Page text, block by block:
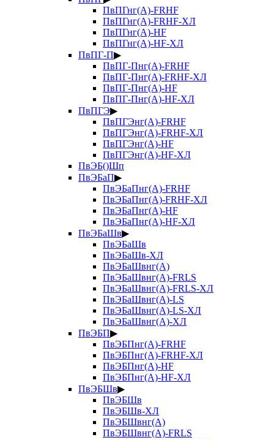
ПвПГнг(А)-FRHF
ПвПГнг(А)-FRHF-ХЛ
ПвПГнг(А)-HF
ПвПГнг(А)-HF-ХЛ
ПвПГ-П▶
ПвПГ-Пнг(А)-FRHF
ПвПГ-Пнг(А)-FRHF-ХЛ
ПвПГ-Пнг(А)-HF
ПвПГ-Пнг(А)-HF-ХЛ
ПвПГЭ▶
ПвПГЭнг(А)-FRHF
ПвПГЭнг(А)-FRHF-ХЛ
ПвПГЭнг(А)-HF
ПвПГЭнг(А)-HF-ХЛ
ПвЭБ()Шп
ПвЭБаП▶
ПвЭБаПнг(А)-FRHF
ПвЭБаПнг(А)-FRHF-ХЛ
ПвЭБаПнг(А)-HF
ПвЭБаПнг(А)-HF-ХЛ
ПвЭБаШв▶
ПвЭБаШв
ПвЭБаШв-ХЛ
ПвЭБаШвнг(А)
ПвЭБаШвнг(А)-FRLS
ПвЭБаШвнг(А)-FRLS-ХЛ
ПвЭБаШвнг(А)-LS
ПвЭБаШвнг(А)-LS-ХЛ
ПвЭБаШвнг(А)-ХЛ
ПвЭБП▶
ПвЭБПнг(А)-FRHF
ПвЭБПнг(А)-FRHF-ХЛ
ПвЭБПнг(А)-HF
ПвЭБПнг(А)-HF-ХЛ
ПвЭБШв▶
ПвЭБШв
ПвЭБШв-ХЛ
ПвЭБШвнг(А)
ПвЭБШвнг(А)-FRLS